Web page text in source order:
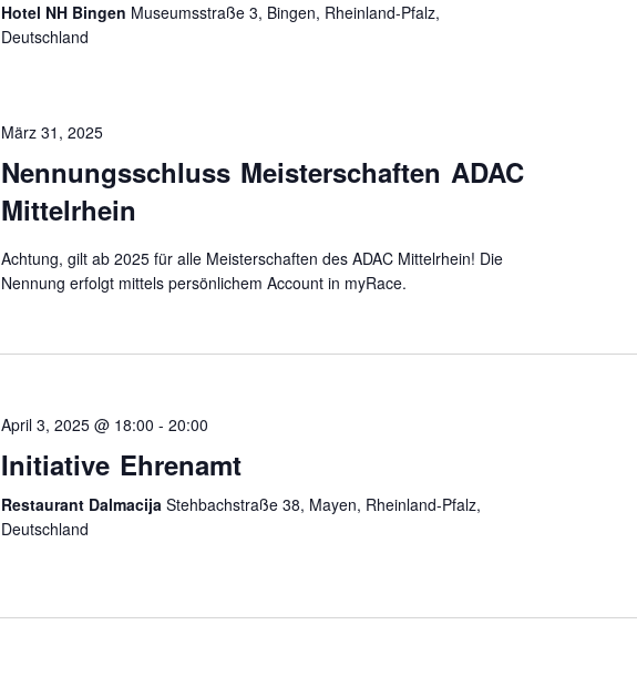
Hotel NH Bingen Museumsstraße 3, Bingen, Rheinland-Pfalz,
Deutschland
März 31, 2025
Nennungsschluss Meisterschaften ADAC
Mittelrhein
Achtung, gilt ab 2025 für alle Meisterschaften des ADAC Mittelrhein! Die
Nennung erfolgt mittels persönlichem Account in myRace.
April 3, 2025 @ 18:00 - 20:00
Initiative Ehrenamt
Restaurant Dalmacija Stehbachstraße 38, Mayen, Rheinland-Pfalz,
Deutschland